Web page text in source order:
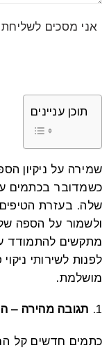
אני מסכים
תוכן עניינים
שמירה על ניקיון
כשמדובר בכתמים
שלה. בעזרת
ולשמור על הספה
מתקשים להתמודד
לפנות לשירותי
מושלמת.
תגובה מהירה –
כתמים חדשים קל